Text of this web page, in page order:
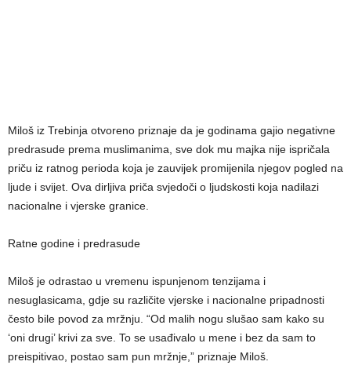
Miloš iz Trebinja otvoreno priznaje da je godinama gajio negativne
predrasude prema muslimanima, sve dok mu majka nije ispričala
priču iz ratnog perioda koja je zauvijek promijenila njegov pogled na
ljude i svijet. Ova dirljiva priča svjedoči o ljudskosti koja nadilazi
nacionalne i vjerske granice.
Ratne godine i predrasude
Miloš je odrastao u vremenu ispunjenom tenzijama i
nesuglasicama, gdje su različite vjerske i nacionalne pripadnosti
često bile povod za mržnju. “Od malih nogu slušao sam kako su
‘oni drugi’ krivi za sve. To se usađivalo u mene i bez da sam to
preispitivao, postao sam pun mržnje,” priznaje Miloš.